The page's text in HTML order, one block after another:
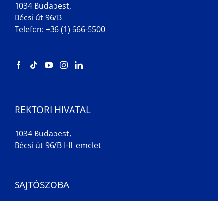
1034 Budapest,
Bécsi út 96/B
Telefon: +36 (1) 666-5500
REKTORI HIVATAL
1034 Budapest,
Bécsi út 96/B I-II. emelet
SAJTÓSZOBA